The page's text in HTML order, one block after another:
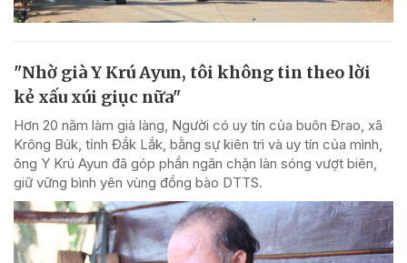
"Nhờ già Y Krú Ayun, tôi không tin theo lời
kẻ xấu xúi giục nữa"
Hơn 20 năm làm già làng, Người có uy tín của buôn Đrao, xã
Krông Búk, tỉnh Đắk Lắk, bằng sự kiên trì và uy tín của mình,
ông Y Krú Ayun đã góp phần ngăn chặn làn sóng vượt biên,
giữ vững bình yên vùng đồng bào DTTS.